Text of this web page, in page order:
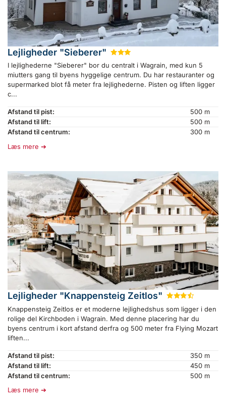
Lejligheder "Sieberer" ★★
I lejlighederne "Sieberer" bor du centralt i Wagrain, med kun 5
miutters gang til byens hyggelige centrum. Du har restauranter og
supermarked blot få meter fra lejlighederne. Pisten og liften ligger
c...
Afstand til pist:
500 m
Afstand til lift:
500 m
Afstand til centrum:
300 m
Læs mere
Lejligheder "Knappensteig Zeitlos" ★★★
Knappensteig Zeitlos er et moderne lejlighedshus som ligger i den
rolige del Kirchboden i Wagrain. Med denne placering har du
byens centrum i kort afstand derfra og 500 meter fra Flying Mozart
liften...
Afstand til pist:
350 m
Afstand til lift:
450 m
Afstand til centrum:
500 m
Læs mere